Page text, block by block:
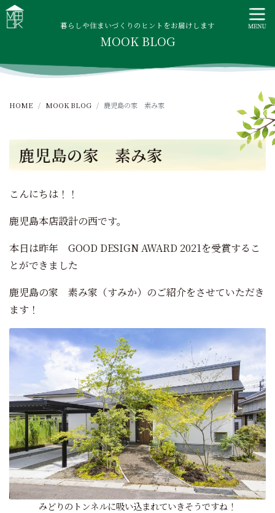
t
MOOK HOUSE ムックハウス
MOOK HOUSEはかごしま素材で建てる木の住まい。自然を
感じる四季に合わせた暮らし、家族がずっと住み継げる暮ら
暮らしや住まいづくりのヒントをお届けします
MOOK BLOG
HOME MOOK BLOG 鹿児島の家 素み家
鹿児島の家 素み家
こんにちは！！
鹿児島本店設計の西です。
本日は昨年 GOOD DESIGN AWARD 2021を受賞するこ
とができました
鹿児島の家 素み家（すみか）のご紹介をさせていただき
ます！
みどりのトンネルに吸い込まれていきそうですね！